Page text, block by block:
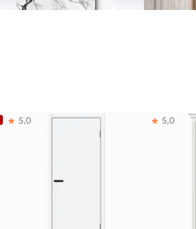
5,0 5,0